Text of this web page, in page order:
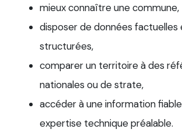
mieux connaître une commune,
disposer de données factuelles
structurées,
comparer un territoire à des
nationales ou de strate,
accéder à une information
expertise technique préalable.